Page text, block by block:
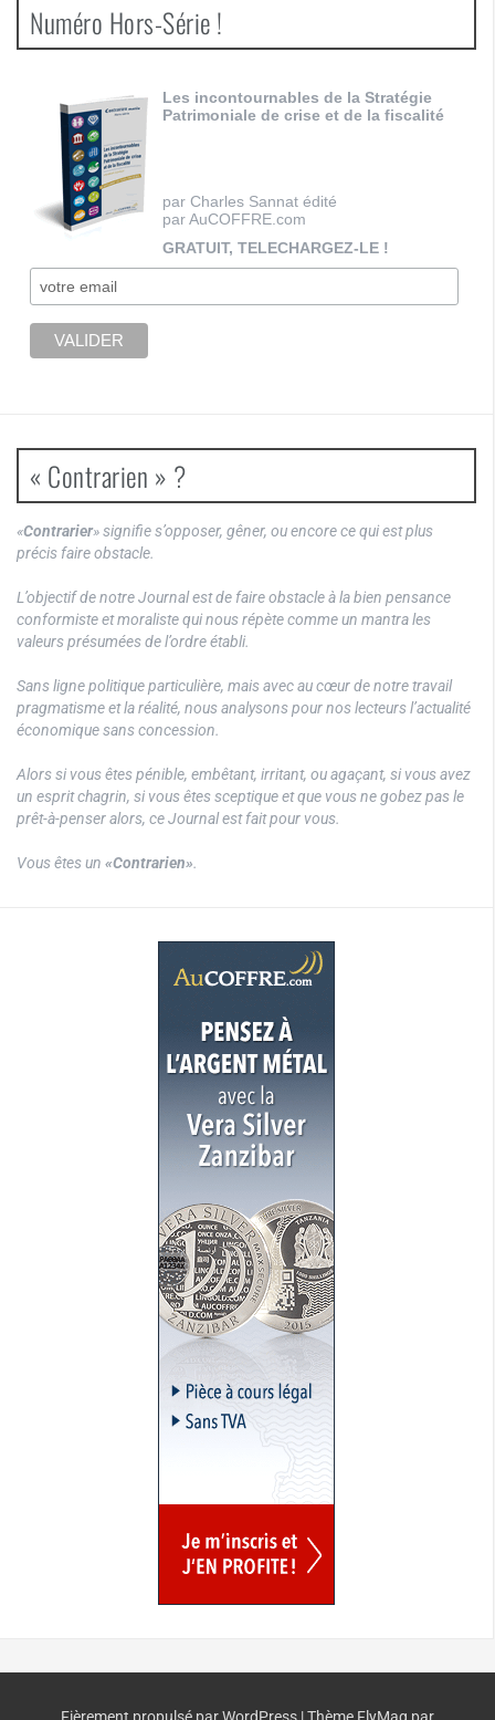
Numéro Hors-Série !
Les incontournables de la Stratégie
Patrimoniale de crise et de la fiscalité
par Charles Sannat édité
par AuCOFFRE.com
GRATUIT, TELECHARGEZ-LE !
« Contrarien » ?
«Contrarier» signifie s’opposer, gêner, ou encore ce qui est plus
précis faire obstacle.
L’objectif de notre Journal est de faire obstacle à la bien pensance
conformiste et moraliste qui nous répète comme un mantra les
valeurs présumées de l’ordre établi.
Sans ligne politique particulière, mais avec au cœur de notre travail
pragmatisme et la réalité, nous analysons pour nos lecteurs l’actualité
économique sans concession.
Alors si vous êtes pénible, embêtant, irritant, ou agaçant, si vous avez
un esprit chagrin, si vous êtes sceptique et que vous ne gobez pas le
prêt-à-penser alors, ce Journal est fait pour vous.
Vous êtes un «Contrarien».
Fièrement propulsé par WordPress |Thème FlyMag par